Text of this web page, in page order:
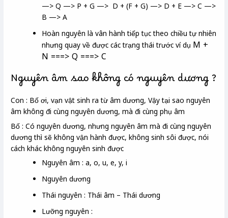
—> Q —> P + G —> D + (F + G) —> D + E —> C —>
B —> A
Hoàn nguyên là vân hành tiếp tục theo chiều tự nhiên
nhưng quay về được các trạng thái trước ví dụ M +
N ===> Q ===> C
Nguyên âm sao không có nguyên dương ?
Con : Bố ơi, vạn vật sinh ra từ âm dương, Vậy tại sao nguyên
âm không đi cùng nguyên dương, mà đi cùng phụ âm
Bố : Có nguyên dương, nhưng nguyên âm mà đi cùng nguyên
dương thì sẽ không vận hành được, không sinh sôi được, nói
cách khác không nguyên sinh được
Nguyên âm : a, o, u, e, y, i
Nguyên dương
Thái nguyên : Thái âm – Thái dương
Lưỡng nguyên :